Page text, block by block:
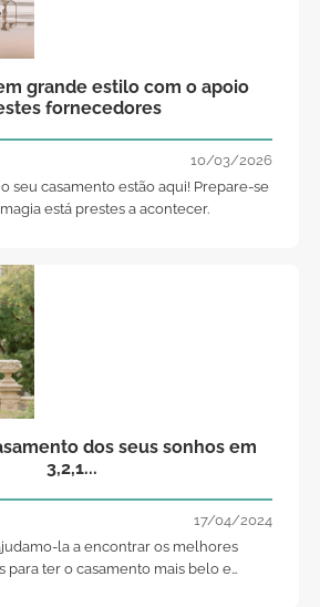
grande estilo com o apoio
fornecedores
10/03/2026
seu casamento estão aqui! Prepare-se
está prestes a acontecer.
dos seus sonhos em
3,2,1...
17/04/2024
la a encontrar os melhores
para ter o casamento mais belo e